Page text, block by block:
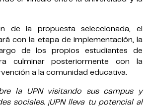
de la propuesta seleccionada, el
con la etapa de implementación, la
de los propios estudiantes de
culminar posteriormente con la
a la comunidad educativa.
la UPN visitando sus campus y
sociales. ¡UPN lleva tu potencial al